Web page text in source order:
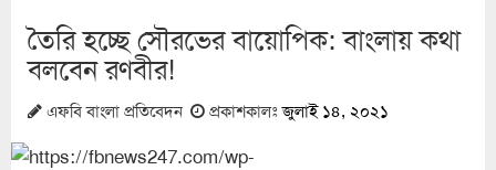
তৈরি হচ্ছে সৌরভের বায়োপিক: বাংলায় কথা
বলবেন রণবীর!
এফবি বাংলা প্রতিবেদন প্রকাশকালঃজুলাই ১৪, ২০২১